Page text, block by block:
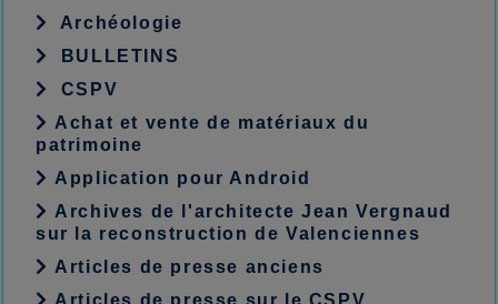
Archéologie
BULLETINS
CSPV
Achat et vente de matériaux du
patrimoine
Application pour Android
Archives de l'architecte Jean Vergnaud
sur la reconstruction de Valenciennes
Articles de presse anciens
Articles de presse sur le CSPV